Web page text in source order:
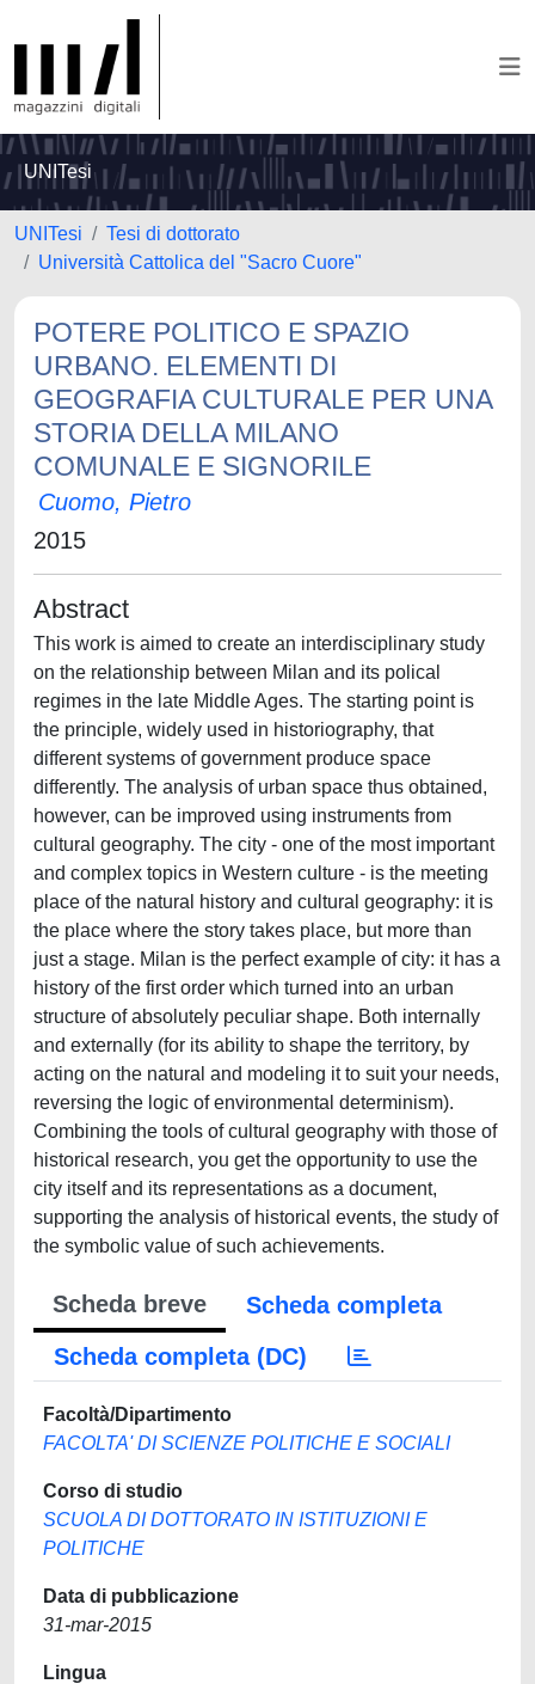
UNITesi
UNITesi
Tesi di dottorato
Università Cattolica del "Sacro Cuore"
POTERE POLITICO E SPAZIO
URBANO. ELEMENTI DI
GEOGRAFIA CULTURALE PER UNA
STORIA DELLA MILANO
COMUNALE E SIGNORILE
Cuomo, Pietro
2015
Abstract
This work is aimed to create an interdisciplinary study
on the relationship between Milan and its polical
regimes in the late Middle Ages. The starting point is
the principle, widely used in historiography, that
different systems of government produce space
differently. The analysis of urban space thus obtained,
however, can be improved using instruments from
cultural geography. The city - one of the most important
and complex topics in Western culture - is the meeting
place of the natural history and cultural geography: it is
the place where the story takes place, but more than
just a stage. Milan is the perfect example of city: it has a
history of the first order which turned into an urban
structure of absolutely peculiar shape. Both internally
and externally (for its ability to shape the territory, by
acting on the natural and modeling it to suit your needs,
reversing the logic of environmental determinism).
Combining the tools of cultural geography with those of
historical research, you get the opportunity to use the
city itself and its representations as a document,
supporting the analysis of historical events, the study of
the symbolic value of such achievements.
Scheda breve
Scheda completa
Scheda completa (DC)
Facoltà/Dipartimento
FACOLTA' DI SCIENZE POLITICHE E SOCIALI
Corso di studio
SCUOLA DI DOTTORATO IN ISTITUZIONI E
POLITICHE
Data di pubblicazione
31-mar-2015
Lingua